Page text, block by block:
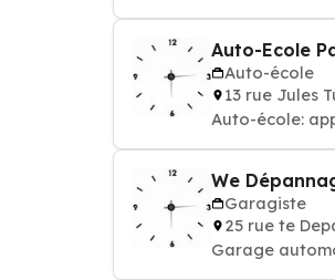
Auto-Ecole
Auto-école
13 rue Jules
Auto-école:
We
Garagiste
25 rue te
Garage